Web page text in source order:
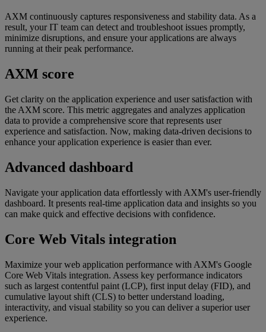
AXM continuously captures responsiveness and stability data. As a
result, your IT team can detect and troubleshoot issues promptly,
minimize disruptions, and ensure your applications are always
running at their peak performance.
AXM score
Get clarity on the application experience and user satisfaction with
the AXM score. This metric aggregates and analyzes application
data to provide a comprehensive score that represents user
experience and satisfaction. Now, making data-driven decisions to
enhance your application experience is easier than ever.
Advanced dashboard
Navigate your application data effortlessly with AXM's user-friendly
dashboard. It presents real-time application data and insights so you
can make quick and effective decisions with confidence.
Core Web Vitals integration
Maximize your web application performance with AXM's Google
Core Web Vitals integration. Assess key performance indicators
such as largest contentful paint (LCP), first input delay (FID), and
cumulative layout shift (CLS) to better understand loading,
interactivity, and visual stability so you can deliver a superior user
experience.